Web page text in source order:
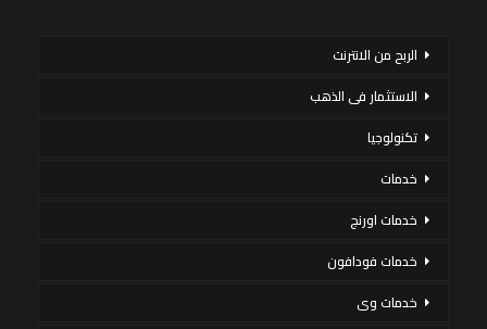
الربح من الانترنت
الاستثمار فى الذهب
تكنولوجيا
خدمات
خدمات اورنج
خدمات فودافون
خدمات وى